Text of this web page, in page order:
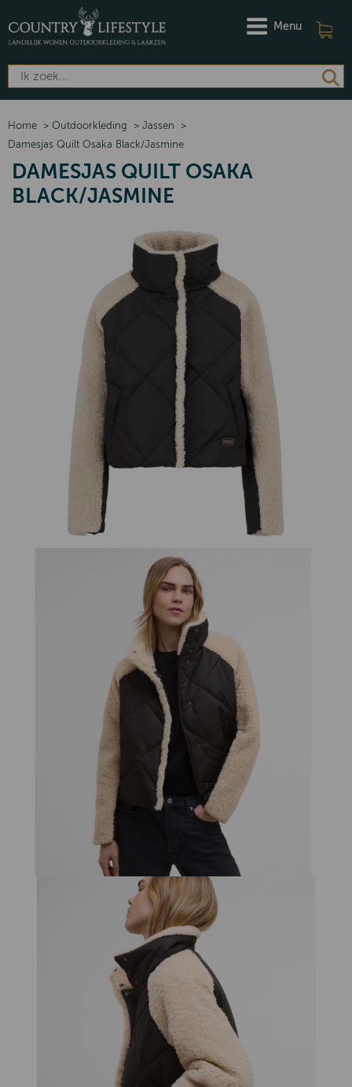
Menu
Home > Outdoorkleding > Jassen
>
Damesjas Quilt Osaka Black/Jasmine
DAMESJAS QUILT OSAKA
BLACK/JASMINE